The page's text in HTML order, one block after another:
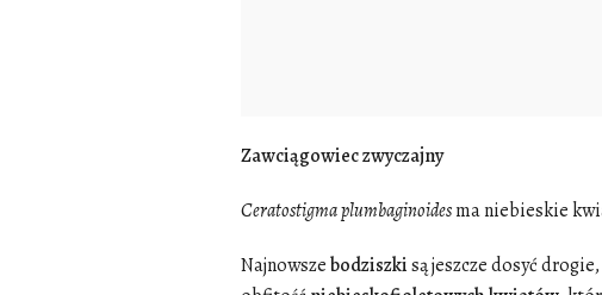
Zawciągowiec zwyczajny
Ceratostigmaplumbaginoidesma niebieskie
Najnowszebodziszkisą jeszcze dosyć